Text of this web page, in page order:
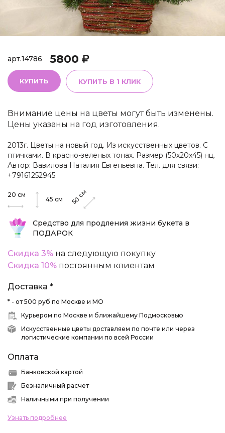
арт.14786 5800
КУПИТЬ КУПИТЬ В 1 КЛИК
Внимание цены на цветы могут быть изменены.
Цены указаны на год изготовления.
2013г. Цветы на новый год. Из искусственных цветов. С
птичками. В красно-зеленых тонах. Размер (50х20х45) нц.
Автор: Вавилова Наталия Евгеньевна. Тел. для связи:
+79161252945
20 см
45 см 50
см
Средство для продления жизни букета в
ПОДАРОК
Скидка 3% на следующую покупку
Скидка 10% постоянным клиентам
Доставка *
* - от 500 руб по Москве и МО
Курьером по Москве и ближайшему Подмосковью
Искусственные цветы доставляем по почте или через
логистические компании по всей России
Оплата
Банковской картой
Безналичный расчет
Наличными при получении
Узнать подробнее